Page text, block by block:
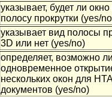
указывает, будет ли
полосу прокрутки (yes/
указывает вид полосы
3D или нет (yes/no)
определяет, возможно ли
одновременное
нескольких окон для
документов (yes/no)